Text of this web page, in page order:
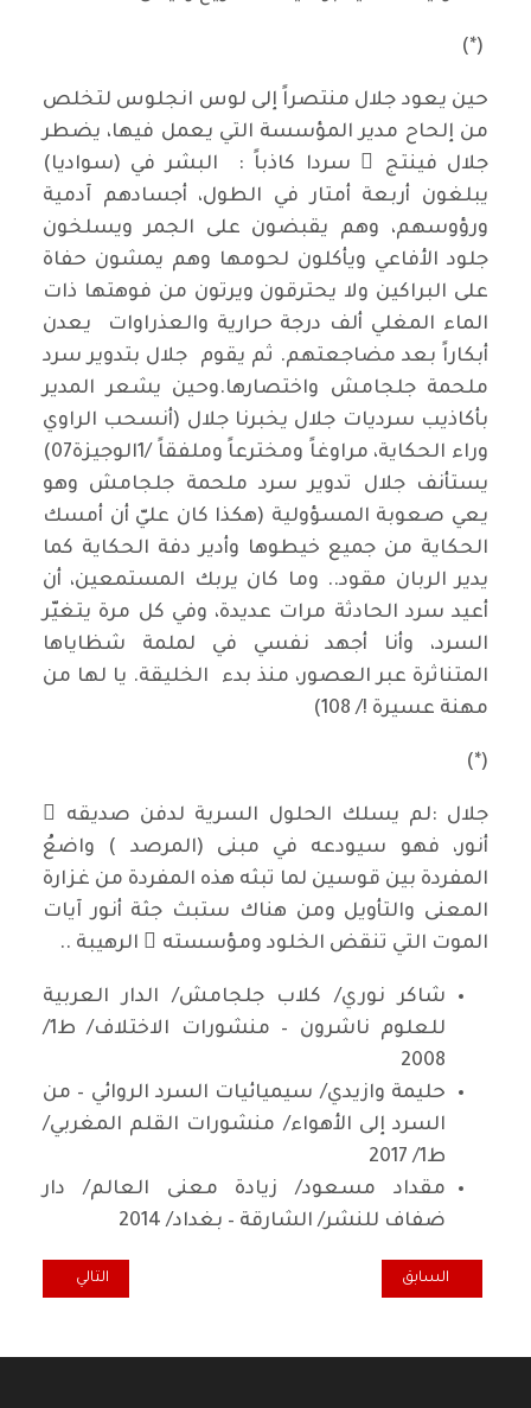
(*)
حين يعود جلال منتصراً إلى لوس انجلوس لتخلص
من إلحاح مدير المؤسسة التي يعمل فيها، يضطر
جلال فينتج ُ سردا كاذباً : البشر في (سواديا)
يبلغون أربعة أمتار في الطول، أجسادهم آدمية
ورؤوسهم، وهم يقبضون على الجمر ويسلخون
جلود الأفاعي ويأكلون لحومها وهم يمشون حفاة
على البراكين ولا يحترقون ويرتون من فوهتها ذات
الماء المغلي ألف درجة حرارية والعذراوات يعدن
أبكاراً بعد مضاجعتهم. ثم يقوم جلال بتدوير سرد
ملحمة جلجامش واختصارها.وحين يشعر المدير
بأكاذيب سرديات جلال يخبرنا جلال (أنسحب الراوي
وراء الحكاية، مراوغاً ومخترعاً وملفقاً /1الوجيزة07)
يستأنف جلال تدوير سرد ملحمة جلجامش وهو
يعي صعوبة المسؤولية (هكذا كان عليّ أن أمسك
الحكاية من جميع خيطوها وأدير دفة الحكاية كما
يدير الربان مقود.. وما كان يربك المستمعين، أن
أعيد سرد الحادثة مرات عديدة، وفي كل مرة يتغيّر
السرد، وأنا أجهد نفسي في لملمة شظاياها
المتناثرة عبر العصور، منذ بدء الخليقة. يا لها من
مهنة عسيرة !/ 108)
(*)
جلال :لم يسلك الحلول السرية لدفن صديقه ُ
أنور، فهو سيودعه في مبنى (المرصد ) واضعُ
المفردة بين قوسين لما تبثه هذه المفردة من غزارة
المعنى والتأويل ومن هناك ستبث جثة أنور آيات
الموت التي تنقض الخلود ومؤسسته ُ الرهيبة ..
شاكر نوري/ كلاب جلجامش/ الدار العربية
للعلوم ناشرون – منشورات الاختلاف/ ط1/
2008
حليمة وازيدي/ سيميائيات السرد الروائي – من
السرد إلى الأهواء/ منشورات القلم المغربي/
ط1/ 2017
مقداد مسعود/ زيادة معنى العالم/ دار
ضفاف للنشر/ الشارقة – بغداد/ 2014
المقال السابق: إلى أحلى رمان/ حمه سعيد حسن
السابق المقال
التالي